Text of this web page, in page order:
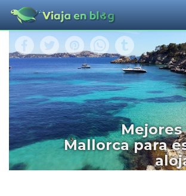
Mejores
Mallorca para